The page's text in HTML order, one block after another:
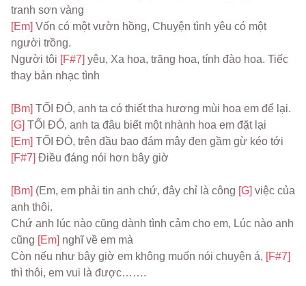
tranh sơn vàng
[Em] Vốn có một vườn hồng, Chuyện tình yêu có một
người trồng.
Người tôi [F#7] yêu, Xa hoa, trăng hoa, tính đào hoa. Tiếc
thay bản nhạc tình
[Bm] TỐI ĐÓ, anh ta có thiết tha hương mùi hoa em để lại.
[G] TỐI ĐÓ, anh ta đâu biết một nhành hoa em đặt lại
[Em]
[F#7] Điều đáng nói hơn bây giờ
[Bm] (Em, em phải tin anh chứ, đây chỉ là công [G] việc của
anh thôi.
Chứ anh lúc nào cũng dành tình cảm cho em, Lúc nào anh
cũng [Em] nghĩ về em mà
Còn nếu như bây giờ em không muốn nói chuyện á,
thì thôi, em vui là được…….